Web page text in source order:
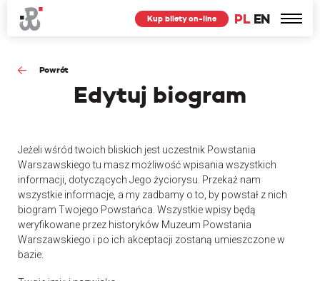
PL EN
Kup bilety on-line
Powrót
Edytuj biogram
Jeżeli wśród twoich bliskich jest uczestnik Powstania
Warszawskiego tu masz możliwość wpisania wszystkich
informacji, dotyczących Jego życiorysu. Przekaż nam
wszystkie informacje, a my zadbamy o to, by powstał z nich
biogram Twojego Powstańca. Wszystkie wpisy będą
weryfikowane przez historyków Muzeum Powstania
Warszawskiego i po ich akceptacji zostaną umieszczone w
bazie.